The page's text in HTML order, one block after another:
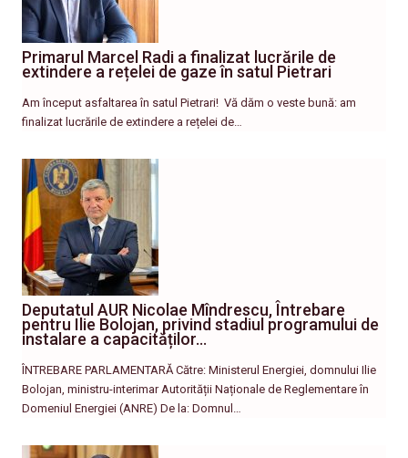
Primarul Marcel Radi a finalizat lucrările de
extindere a rețelei de gaze în satul Pietrari
Am început asfaltarea în satul Pietrari! ​ Vă dăm o veste bună: am
finalizat lucrările de extindere a rețelei de…
Deputatul AUR Nicolae Mîndrescu, Întrebare
pentru Ilie Bolojan, privind stadiul programului de
instalare a capacităților…
ÎNTREBARE PARLAMENTARĂ Către: Ministerul Energiei, domnului Ilie
Bolojan, ministru-interimar Autorității Naționale de Reglementare în
Domeniul Energiei (ANRE) De la: Domnul…